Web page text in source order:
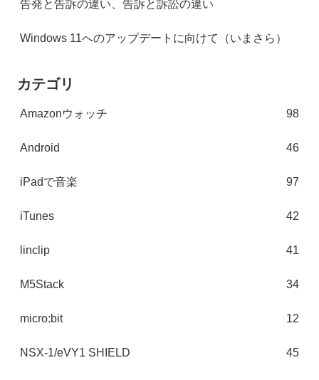
告発と告訴の違い、告訴と訴訟の違い
Windows 11へのアップデートに向けて（いまさら）
カテゴリ
Amazonウォッチ 98
Android 46
iPadで音楽 97
iTunes 42
linclip 41
M5Stack 34
micro:bit 12
NSX-1/eVY1 SHIELD 45